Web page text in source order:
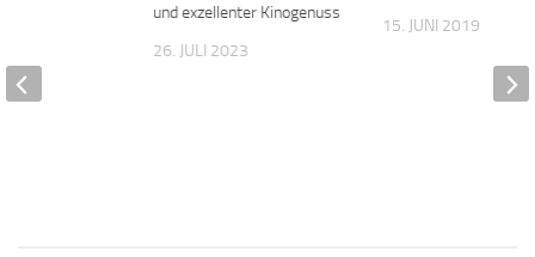
und exzellenter Kinogenuss
26. JULI 2023
15. JUNI 2019